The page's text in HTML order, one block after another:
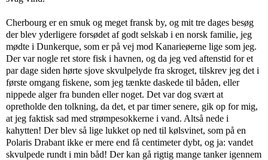
Cherbourg er en smuk og meget fransk by, og mit tre dages besøg
der blev yderligere forsødet af godt selskab i en norsk familie, jeg
mødte i Dunkerque, som er på vej mod Kanarieøerne lige som jeg.
Der var nogle ret store fisk i havnen, og da jeg ved aftenstid for et
par dage siden hørte sjove skvulpelyde fra skroget, tilskrev jeg det i
første omgang fiskene, som jeg tænkte daskede til båden, eller
nippede alger fra bunden eller noget. Det var dog svært at
opretholde den tolkning, da det, et par timer senere, gik op for mig,
at jeg faktisk sad med strømpesokkerne i vand. Altså nede i
kahytten! Der blev så lige lukket op ned til kølsvinet, som på en
Polaris Drabant ikke er mere end få centimeter dybt, og ja: vandet
skvulpede rundt i min båd! Der kan gå rigtig mange tanker igennem